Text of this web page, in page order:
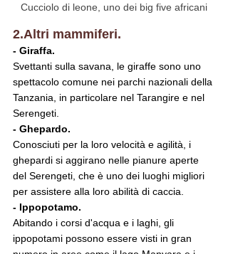
Cucciolo di leone, uno dei big five africani
2.Altri mammiferi.
- Giraffa.
Svettanti sulla savana, le giraffe sono uno
spettacolo comune nei parchi nazionali della
Tanzania, in particolare nel Tarangire e nel
Serengeti.
- Ghepardo.
Conosciuti per la loro velocità e agilità, i
ghepardi si aggirano nelle pianure aperte
del Serengeti, che è uno dei luoghi migliori
per assistere alla loro abilità di caccia.
- Ippopotamo.
Abitando i corsi d'acqua e i laghi, gli
ippopotami possono essere visti in gran